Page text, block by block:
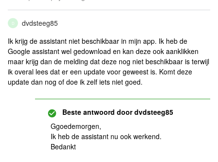
D
dvdsteeg85
Ik krijg de assistant niet beschikbaar in mijn app. Ik heb de
Google assistant wel gedownload en kan deze ook aanklikken
maar krijg dan de melding dat deze nog niet beschikbaar is terwijl
ik overal lees dat er een update voor geweest is. Komt deze
update dan nog of doe ik zelf iets niet goed.
Beste antwoord doordvdsteeg85
Ggoedemorgen,
Ik heb de assistant nu ook werkend.
Bedankt